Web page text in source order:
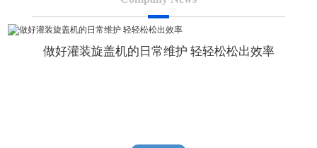
做好灌装旋盖机的日常维护 轻轻松松出效率